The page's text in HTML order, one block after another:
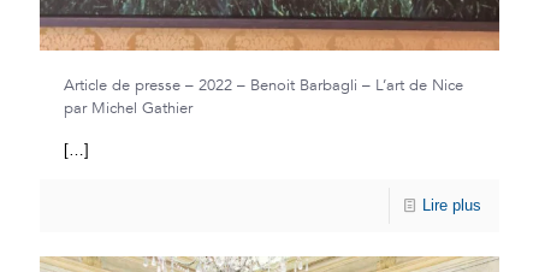
Article de presse – 2022 – Benoit Barbagli – L’art de Nice
par Michel Gathier
[…]
Lire plus